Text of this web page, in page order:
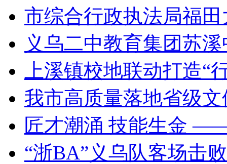
市综合行政执法局福
义乌二中教育集团苏
上溪镇校地联动打造“
我市高质量落地省级
匠才潮涌 技能生金
“浙BA”义乌队客场击